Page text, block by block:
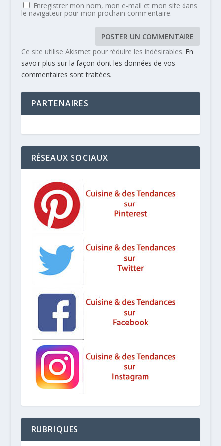
Enregistrer mon nom, mon e-mail et mon site dans
le navigateur pour mon prochain commentaire.
Ce site utilise Akismet pour réduire les indésirables. En
savoir plus sur la façon dont les données de vos
commentaires sont traitées.
PARTENAIRES
RÉSEAUX SOCIAUX
RUBRIQUES